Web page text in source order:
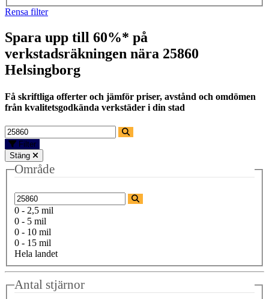
Rensa filter
Spara upp till 60%* på
verkstadsräkningen nära 25860
Helsingborg
Få skriftliga offerter och jämför priser, avstånd och omdömen
från kvalitetsgodkända verkstäder i din stad
Filter
Stäng
Område
0 - 2,5 mil
0 - 5 mil
0 - 10 mil
0 - 15 mil
Hela landet
Antal stjärnor